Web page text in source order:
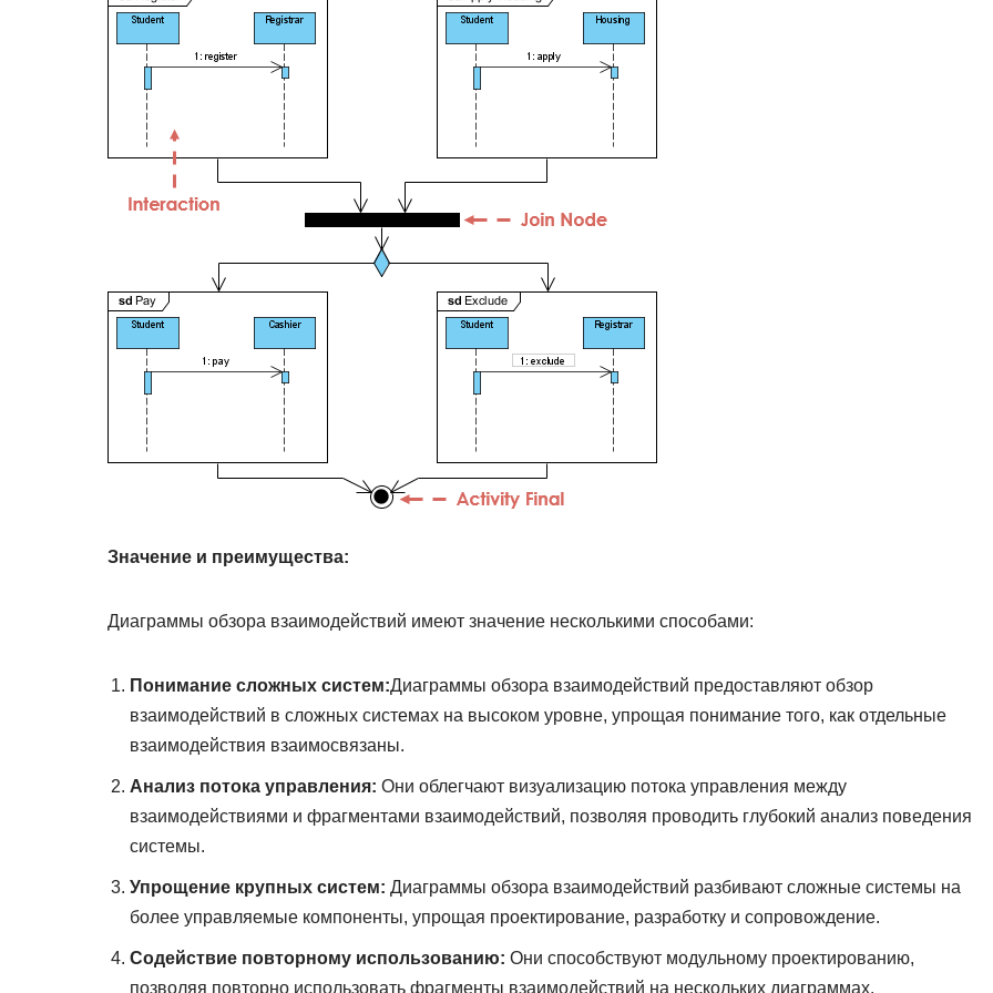
Значение и преимущества:
Диаграммы обзора взаимодействий имеют значение несколькими способами:
Понимание сложных систем:Диаграммы обзора взаимодействий предоставляют обзор
взаимодействий в сложных системах на высоком уровне, упрощая понимание того, как отдельные
взаимодействия взаимосвязаны.
Анализ потока управления: Они облегчают визуализацию потока управления между
взаимодействиями и фрагментами взаимодействий, позволяя проводить глубокий анализ поведения
системы.
Упрощение крупных систем: Диаграммы обзора взаимодействий разбивают сложные системы на
более управляемые компоненты, упрощая проектирование, разработку и сопровождение.
Содействие повторному использованию: Они способствуют модульному проектированию,
позволяя повторно использовать фрагменты взаимодействий на нескольких диаграммах.